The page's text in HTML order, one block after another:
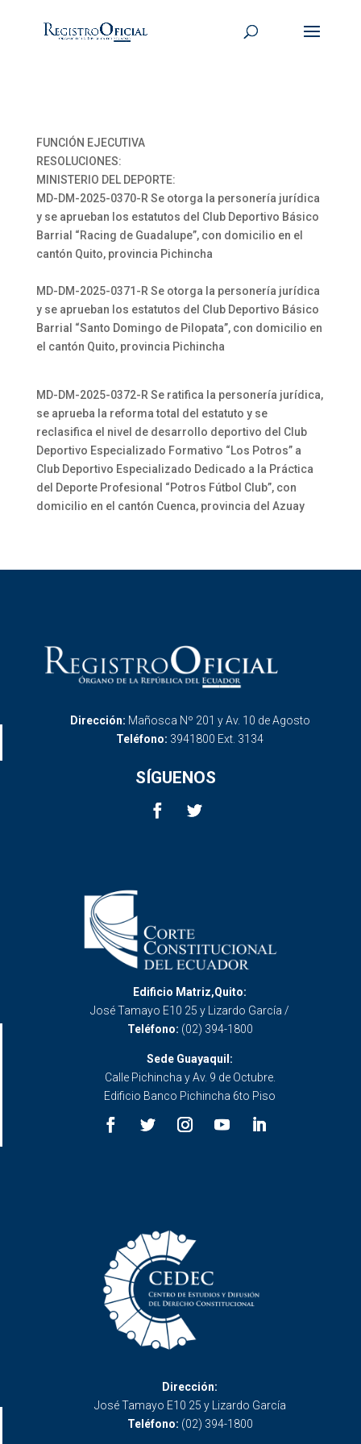
FUNCIÓN EJECUTIVA
RESOLUCIONES:
MINISTERIO DEL DEPORTE:
MD-DM-2025-0370-R Se otorga la personería jurídica
y se aprueban los estatutos del Club Deportivo Básico
Barrial “Racing de Guadalupe”, con domicilio en el
cantón Quito, provincia Pichincha
MD-DM-2025-0371-R Se otorga la personería jurídica
y se aprueban los estatutos del Club Deportivo Básico
Barrial “Santo Domingo de Pilopata”, con domicilio en
el cantón Quito, provincia Pichincha
MD-DM-2025-0372-R Se ratifica la personería jurídica,
se aprueba la reforma total del estatuto y se
reclasifica el nivel de desarrollo deportivo del Club
Deportivo Especializado Formativo “Los Potros” a
Club Deportivo Especializado Dedicado a la Práctica
del Deporte Profesional “Potros Fútbol Club”, con
domicilio en el cantón Cuenca, provincia del Azuay
Dirección: Mañosca Nº 201 y Av. 10 de Agosto
Teléfono: 3941800 Ext. 3134
SÍGUENOS
Edificio Matriz,Quito:
José Tamayo E10 25 y Lizardo García /
Teléfono: (02) 394-1800
Sede Guayaquil:
Calle Pichincha y Av. 9 de Octubre.
Edificio Banco Pichincha 6to Piso
Dirección:
José Tamayo E10 25 y Lizardo García
Teléfono: (02) 394-1800